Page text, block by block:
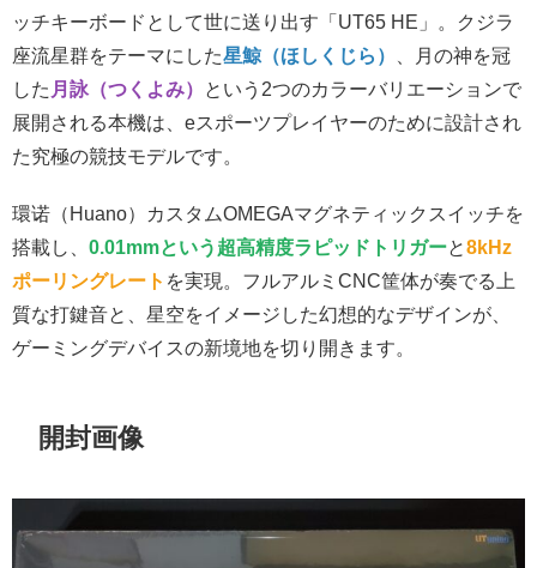
ッチキーボードとして世に送り出す「UT65 HE」。クジラ
座流星群をテーマにした星鯨（ほしくじら）
、月の神を冠
した 月詠（つくよみ）
という2つのカラーバリエーションで
展開される本機は、eスポーツプレイヤーのために設計され
た究極の競技モデルです。
環诺（Huano）カスタムOMEGAマグネティックスイッチを
搭載し、 0.01mmという超高精度ラピッドトリガーと8kHz
ポーリングレート を実現。フルアルミCNC筐体が奏でる上
質な打鍵音と、星空をイメージした幻想的なデザインが、
ゲーミングデバイスの新境地を切り開きます。
開封画像